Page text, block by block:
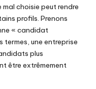
choisie peut rendre
profils. Prenons
« candidat
termes, une entreprise
plus
être extrêmement